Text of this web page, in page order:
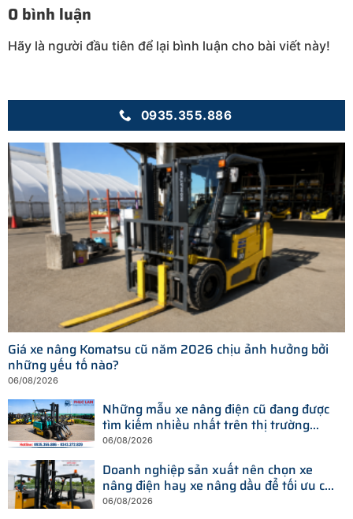
0 bình luận
Hãy là người đầu tiên để lại bình luận cho bài viết này!
0935.355.886
Giá xe nâng Komatsu cũ năm 2026 chịu ảnh hưởng bởi
những yếu tố nào?
06/08/2026
Những mẫu xe nâng điện cũ đang được
tìm kiếm nhiều nhất trên thị trường
hiện nay
06/08/2026
Doanh nghiệp sản xuất nên chọn xe
nâng điện hay xe nâng dầu để tối ưu chi
phí?
06/08/2026